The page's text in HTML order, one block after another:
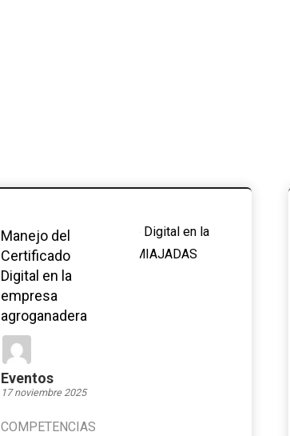
Manejo del
Certificado
Digital en la
empresa
agroganadera
Eventos
17 noviembre 2025
COMPETENCIAS